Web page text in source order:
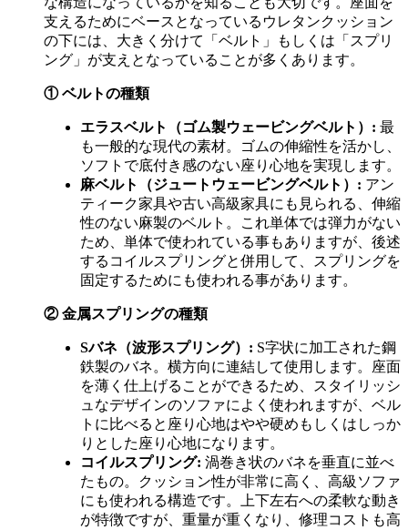
支えるためにベースとなっているウレタンクッション
の下には、大きく分けて「ベルト」もしくは「スプリ
ング」が支えとなっていることが多くあります。
①ベルトの種類
エラスベルト（ゴム製ウェービングベルト） : 最
も一般的な現代の素材。ゴムの伸縮性を活かし、
ソフトで底付き感のない座り心地を実現します。
麻ベルト（ジュートウェービングベルト） : アン
ティーク家具や古い高級家具にも見られる、伸縮
性のない麻製のベルト。これ単体では弾力がない
ため、単体で使われている事もありますが、後述
するコイルスプリングと併用して、スプリングを
固定するためにも使われる事があります。
②金属スプリングの種類
Sバネ（波形スプリング） : S字状に加工された鋼
鉄製のバネ。横方向に連結して使用します。座面
を薄く仕上げることができるため、スタイリッシ
ュなデザインのソファによく使われますが、ベル
トに比べると座り心地はやや硬めもしくはしっか
りとした座り心地になります。
コイルスプリング: 渦巻き状のバネを垂直に並べ
たもの。クッション性が非常に高く、高級ソファ
にも使われる構造です。上下左右への柔軟な動き
が特徴ですが、重量が重くなり、修理コストも高